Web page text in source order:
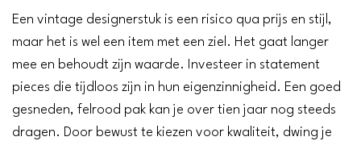
Een vintage designerstuk is een risico qua prijs en stijl,
maar het is wel een item met een ziel. Het gaat langer
mee en behoudt zijn waarde. Investeer in statement
pieces die tijdloos zijn in hun eigenzinnigheid. Een goed
gesneden, felrood pak kan je over tien jaar nog steeds
dragen. Door bewust te kiezen voor kwaliteit, dwing je